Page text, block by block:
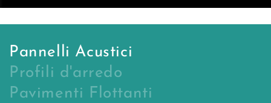
Pannelli Acustici
Profili d'arredo
Pavimenti Flottanti